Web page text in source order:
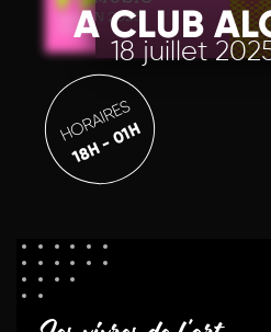
A CLUB
18 juillet
HORAIRES
18H - 01H